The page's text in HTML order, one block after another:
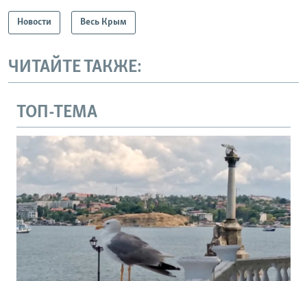
Новости Весь Крым
ЧИТАЙТЕ ТАКЖЕ:
ТОП-ТЕМА